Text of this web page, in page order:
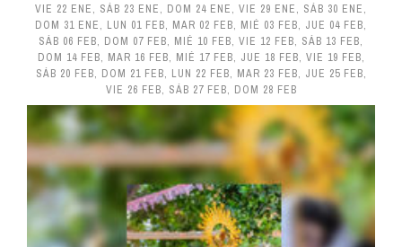
VIE 22 ENE, SÁB 23 ENE, DOM 24 ENE, VIE 29 ENE, SÁB 30 ENE,
DOM 31 ENE, LUN 01 FEB, MAR 02 FEB, MIÉ 03 FEB, JUE 04 FEB,
SÁB 06 FEB, DOM 07 FEB, MIÉ 10 FEB, VIE 12 FEB, SÁB 13 FEB,
DOM 14 FEB, MAR 16 FEB, MIÉ 17 FEB, JUE 18 FEB, VIE 19 FEB,
SÁB 20 FEB, DOM 21 FEB, LUN 22 FEB, MAR 23 FEB, JUE 25 FEB,
VIE 26 FEB, SÁB 27 FEB, DOM 28 FEB